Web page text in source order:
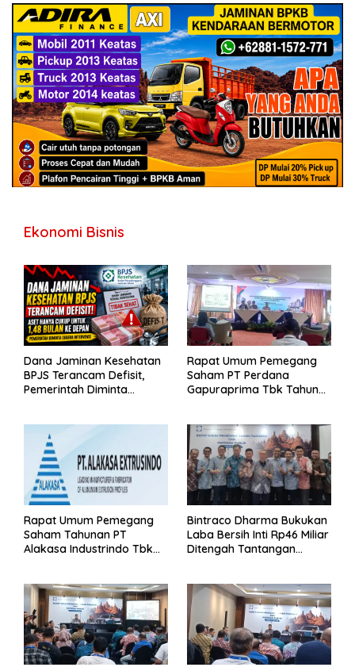
Ekonomi Bisnis
Dana Jaminan Kesehatan
BPJS Terancam Defisit,
Pemerintah Diminta
Rapat Umum Pemegang
Saham PT Perdana
Gapuraprima Tbk Tahun
Rapat Umum Pemegang
Saham Tahunan PT
Alakasa Industrindo Tbk
Bintraco Dharma Bukukan
Laba Bersih Inti Rp46 Miliar
Ditengah Tantangan